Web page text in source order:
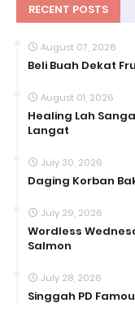
RECENT POSTS
August 07, 2026
Beli Buah Dekat
August 01, 2026
Healing Lah
Langat
July 30, 2026
Daging Korban
July 29, 2026
Wordless
Salmon
July 28, 2026
Singgah PD